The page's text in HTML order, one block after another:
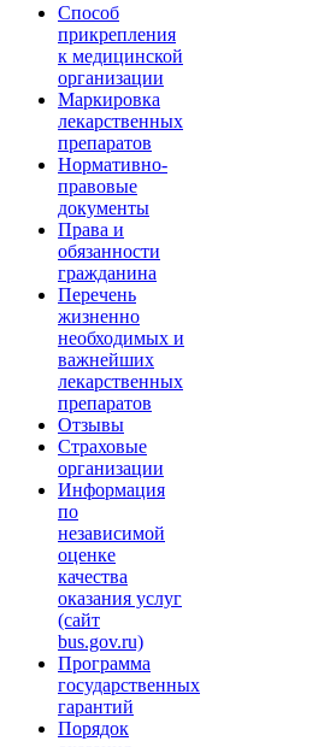
Способ
прикрепления
к медицинской
организации
Маркировка
лекарственных
препаратов
Нормативно-
правовые
документы
Права и
обязанности
гражданина
Перечень
жизненно
необходимых и
важнейших
лекарственных
препаратов
Отзывы
Страховые
организации
Информация
по
независимой
оценке
качества
оказания услуг
(сайт
bus.gov.ru)
Программа
государственных
гарантий
Порядок